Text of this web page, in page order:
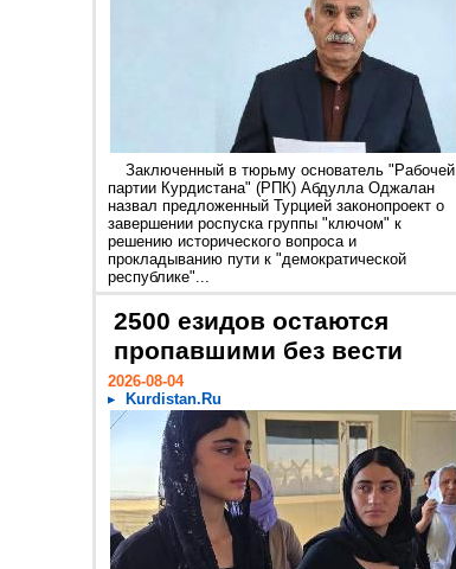
Заключенный в тюрьму основатель "Рабочей
партии Курдистана" (РПК) Абдулла Оджалан
назвал предложенный Турцией законопроект о
завершении роспуска группы "ключом" к
решению исторического вопроса и
прокладыванию пути к "демократической
республике"...
2500 езидов остаются
пропавшими без вести
2026-08-04
Kurdistan.Ru